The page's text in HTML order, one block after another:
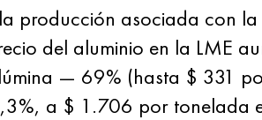
producción asociada con
del aluminio en la LME
— 69% (hasta $ 331
a $ 1.706 por tonelada